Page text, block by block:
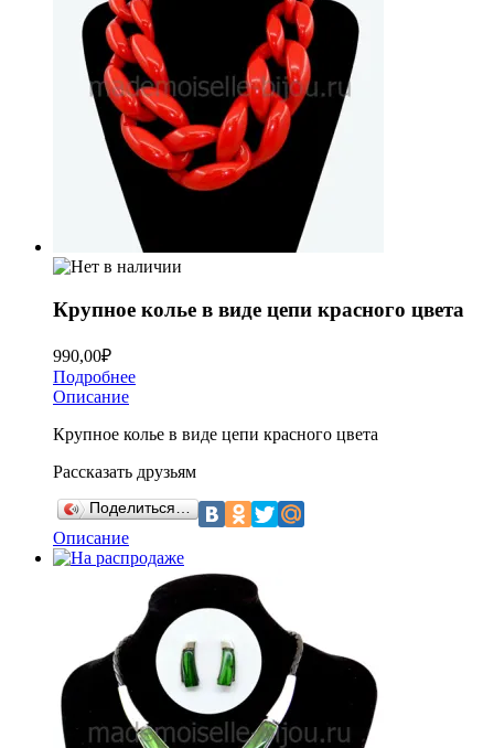
Крупное колье в виде цепи красного цвета
990,00₽
Подробнее
Описание
Крупное колье в виде цепи красного цвета
Рассказать друзьям
Поделиться…
Описание